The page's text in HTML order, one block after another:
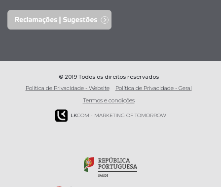
© 2019 Todos os direitos reservados
Política de Privacidade - Website
Política de Privacidade - Geral
Termos e condições
LKCOM - MARKETING OF TOMORROW